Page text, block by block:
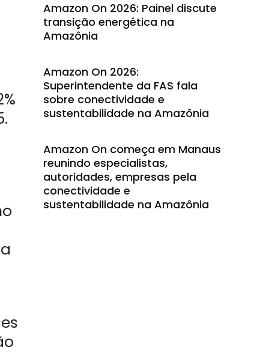
Amazon On 2026: Painel discute
transição energética na
Amazônia
Amazon On 2026:
Superintendente da FAS fala
sobre conectividade e
sustentabilidade na Amazônia
Amazon On começa em Manaus
reunindo especialistas,
autoridades, empresas pela
conectividade e
sustentabilidade na Amazônia